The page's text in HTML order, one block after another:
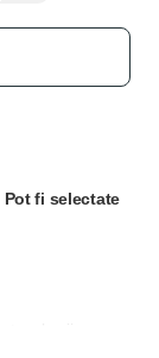
Pot fi selectate